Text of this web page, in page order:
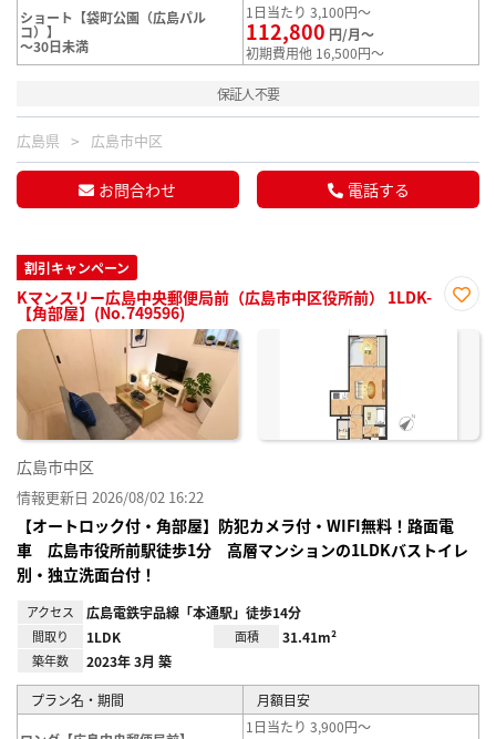
ショート【袋町公園（広島パル
コ）】
～30日未満
1日当たり 3,100円～
112,800 円/月～
初期費用他 16,500円～
保証人不要
広島県 広島市中区
お問合わせ 電話する
割引キャンペーン
Kマンスリー広島中央郵便局前（広島市中区役所前） 1LDK-
【角部屋】(No.749596)
に入
広島市中区
情報更新日 2026/08/02 16:22
【オートロック付・角部屋】防犯カメラ付・WIFI無料！路面電
車 広島市役所前駅徒歩1分 高層マンションの1LDKバストイレ
別・独立洗面台付！
アクセス 広島電鉄宇品線「本通駅」徒歩14分
間取り 1LDK 面積 31.41m²
築年数 2023年 3月 築
プラン名・期間 月額目安
1日当たり 3,900円～